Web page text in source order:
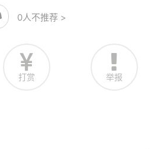
0人不推荐 >
打赏 举报